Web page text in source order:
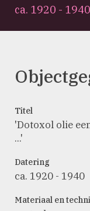
ca. 1920 - 1940
Titel
'Dotoxol olie
...'
Datering
ca. 1920 - 1940
Materiaal en